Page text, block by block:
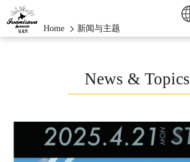
Home
新闻与主题
News & Topics